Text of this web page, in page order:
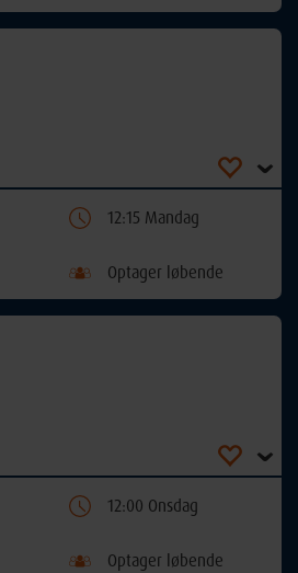
12:15 Mandag
Optager løbende
12:00 Onsdag
Optager løbende